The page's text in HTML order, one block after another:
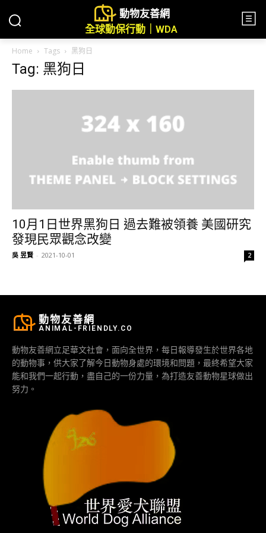
動物友善網
全球動保行動｜WDA
Home Tags 黑狗日
Tag: 黑狗日
10月1日世界黑狗日 過去難被領養 美國研究
發現民眾觀念改變
吳 昱賢 - 2021-10-01 2
動物友善網
ANIMAL-FRIENDLY.CO
動物友善網立足華文社會，面向全世界，每日報導發生於世界各地
的動物事，供大家了解今日動物身處的環境和問題，最終希望大家
能和我們一起行動，盡自己的一份力量，為打造友善動物星球做出
努力。